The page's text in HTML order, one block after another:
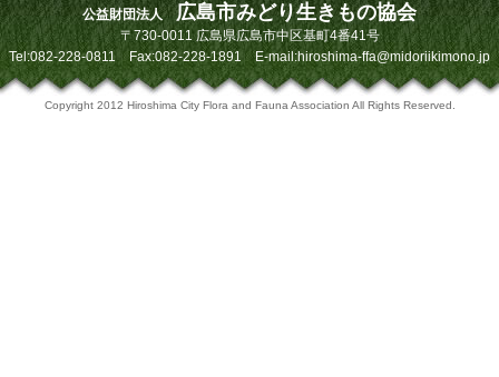
公益財団法人広島市みどり生きもの協会
〒730-0011 広島県広島市中区基町4番41号
Tel:082-228-0811 Fax:082-228-1891 E-mail:hiroshima-ffa@midoriikimono.jp
Copyright 2012 Hiroshima City Flora and Fauna Association All Rights Reserved.